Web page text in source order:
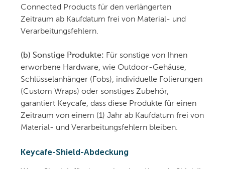
Connected Products für den verlängerten
Zeitraum ab Kaufdatum frei von Material- und
Verarbeitungsfehlern.
(b) Sonstige Produkte: Für sonstige von Ihnen
erworbene Hardware, wie Outdoor-Gehäuse,
Schlüsselanhänger (Fobs), individuelle Folierungen
(Custom Wraps) oder sonstiges Zubehör,
garantiert Keycafe, dass diese Produkte für einen
Zeitraum von einem (1) Jahr ab Kaufdatum frei von
Material- und Verarbeitungsfehlern bleiben.
Keycafe-Shield-Abdeckung